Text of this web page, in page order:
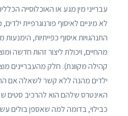
עברייני מין מגע או האוכלוסייה
לא מיניים לאיסוף פורנוגרפיית
התנהגויות איסוף כפייתיות,
מהחיים, ויכולת ליצור זהות חדשה
קהילה מקוונת). חלק מהעבריינים
ילדים מהנה ללא קשר לשאלה אם
האינטרס שלהם הוא להרכיב סטים
כבילוי, בדומה למה שאספן בולים